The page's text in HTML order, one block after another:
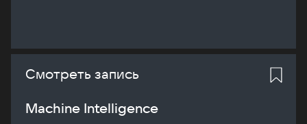
Смотреть запись
Machine Intelligence